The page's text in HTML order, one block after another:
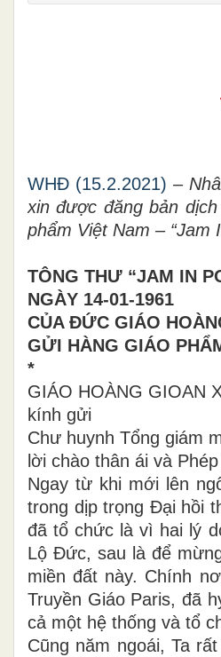
WHĐ (15.2.2021) –
xin được đăng bản
phẩm Việt Nam – “Jam
TÔNG THƯ “JAM IN
NGÀY 14-01-1961
CỦA ĐỨC GIÁO
GỬI HÀNG GIÁO
*
GIÁO HOÀNG GIOAN
kính gửi
Chư huynh Tổng giám
lời chào thân ái và
Ngay từ khi mới lên
trong dịp trọng Đại hồi
đã tổ chức là vì hai lý
Lộ Đức, sau là để
miền đất này. Chính
Truyền Giáo Paris, đã
cả một hệ thống và tổ
Cũng năm ngoái, Ta